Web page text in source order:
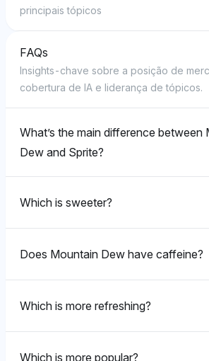
principais tópicos
FAQs
Insights-chave sobre a posição de
cobertura de IA e liderança de tópicos.
What’s the main difference between
Dew and Sprite?
Which is sweeter?
Does Mountain Dew have caffeine?
Which is more refreshing?
Which is more popular?